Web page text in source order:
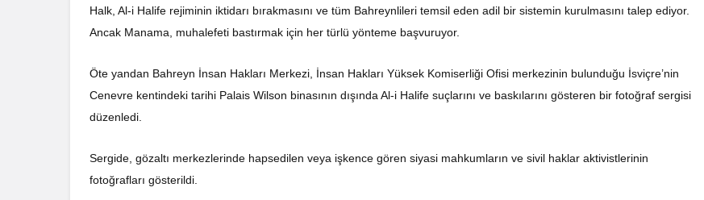
Halk, Al-i Halife rejiminin iktidarı bırakmasını ve tüm Bahreynlileri temsil eden adil bir sistemin kurulmasını talep ediyor.
Ancak Manama, muhalefeti bastırmak için her türlü yönteme başvuruyor.
Öte yandan Bahreyn İnsan Hakları Merkezi, İnsan Hakları Yüksek Komiserliği Ofisi merkezinin bulunduğu İsviçre’nin
Cenevre kentindeki tarihi Palais Wilson binasının dışında Al-i Halife suçlarını ve baskılarını gösteren bir fotoğraf sergisi
düzenledi.
Sergide, gözaltı merkezlerinde hapsedilen veya işkence gören siyasi mahkumların ve sivil haklar aktivistlerinin
fotoğrafları gösterildi.